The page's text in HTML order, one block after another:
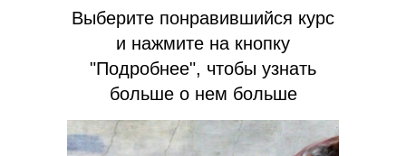
Выберите понравившийся курс
и нажмите на кнопку
"Подробнее", чтобы узнать
больше о нем больше